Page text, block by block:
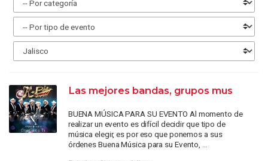
Las mejores bandas, grupos mus
BUENA MÚSICA PARA SU EVENTO Al momento de
realizar un evento es difícil decidir que tipo de
música elegir, es por eso que ponemos a sus
órdenes Buena Música para su Evento, ...